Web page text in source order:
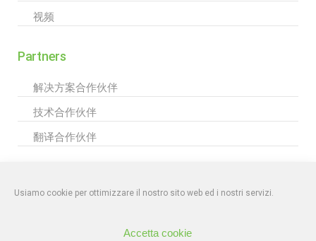
Usiamo cookie per ottimizzare il nostro sito web ed i nostri servizi.
Accetta cookie
视频
Partners
解决方案合作伙伴
技术合作伙伴
翻译合作伙伴